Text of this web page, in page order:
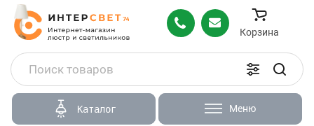
Корзина
Каталог Меню